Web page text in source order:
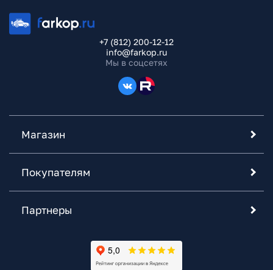
+7 (812) 200-12-12
info@farkop.ru
Мы в соцсетях
Магазин
Покупателям
Партнеры